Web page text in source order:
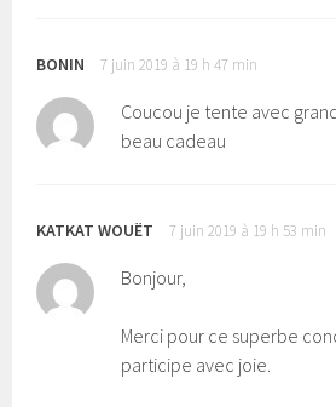
BONIN 7 juin 2019 à 19 h 47 min
Coucou je tente avec
beau cadeau
KATKAT WOUËT 7 juin 2019 à 19 h 53 min
Bonjour,
Merci pour ce superbe
participe avec joie.